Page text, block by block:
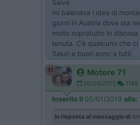
Salve
mi balenava l idea di
giorni in Austria dove sta
molto sopratutto in
tenuta. C’è qualcuno che
Saluti e buon anno a tutti
11 Motore 71
20/06/2015 1165
Inserito il 05/01/2019 alle:
In risposta al messaggio di